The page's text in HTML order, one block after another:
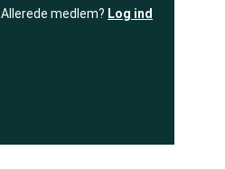
Allerede medlem? Log ind